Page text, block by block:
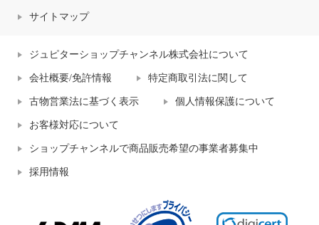
サイトマップ
ジュピターショップチャンネル株式会社について
会社概要/免許情報 特定商取引法に関して
古物営業法に基づく表示 個人情報保護について
お客様対応について
ショップチャンネルで商品販売希望の事業者募集中
採用情報